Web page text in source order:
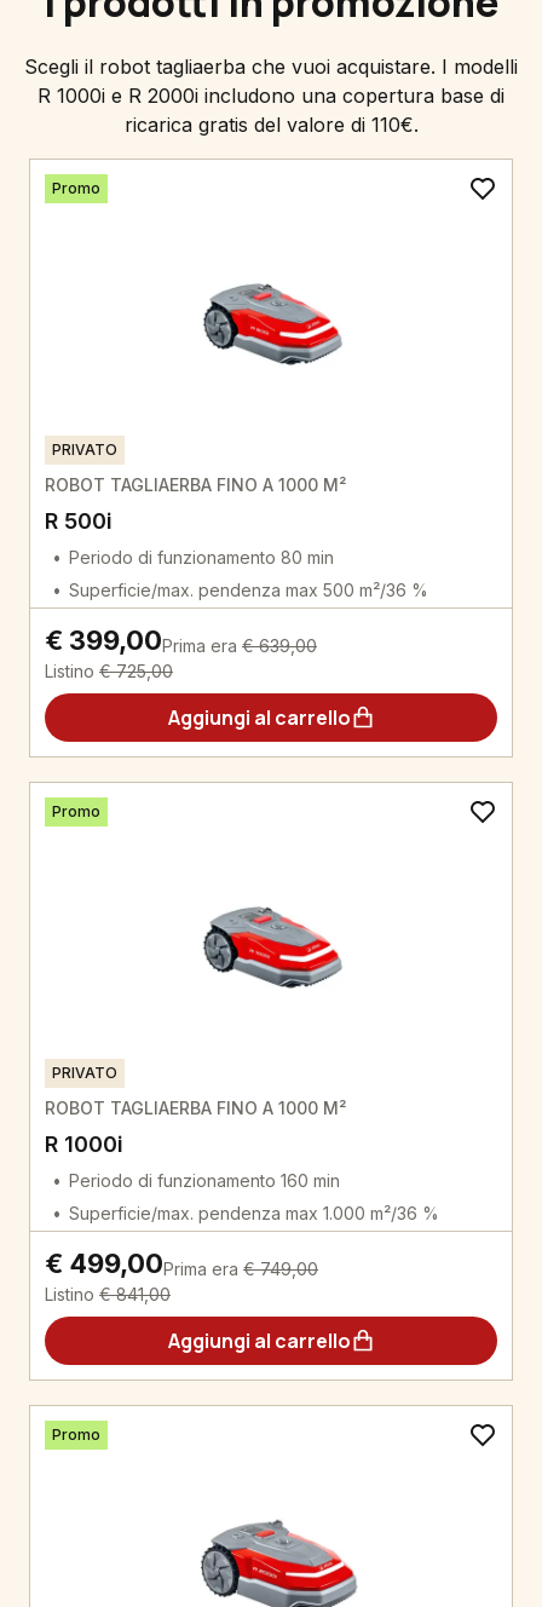
Scegli il robot tagliaerba che vuoi acquistare. I modelli
R 1000i e R 2000i includono una copertura base di
ricarica gratis del valore di 110€.
Promo
PRIVATO
ROBOT TAGLIAERBA FINO A 1000 M²
R 500i
Periodo di funzionamento 80 min
Superficie/max. pendenza max 500 m²/36 %
€ 399,00Prima era € 639,00
Listino € 725,00
Aggiungi al carrello
Promo
PRIVATO
ROBOT TAGLIAERBA FINO A 1000 M²
R 1000i
Periodo di funzionamento 160 min
Superficie/max. pendenza max 1.000 m²/36 %
€ 499,00Prima era € 749,00
Listino € 841,00
Aggiungi al carrello
Promo